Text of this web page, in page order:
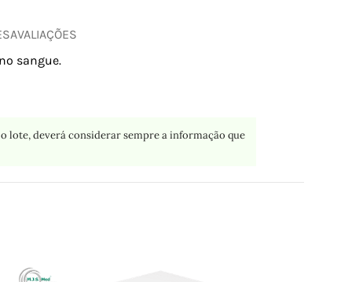
AVALIAÇÕES
sangue.
deverá considerar sempre a informação que